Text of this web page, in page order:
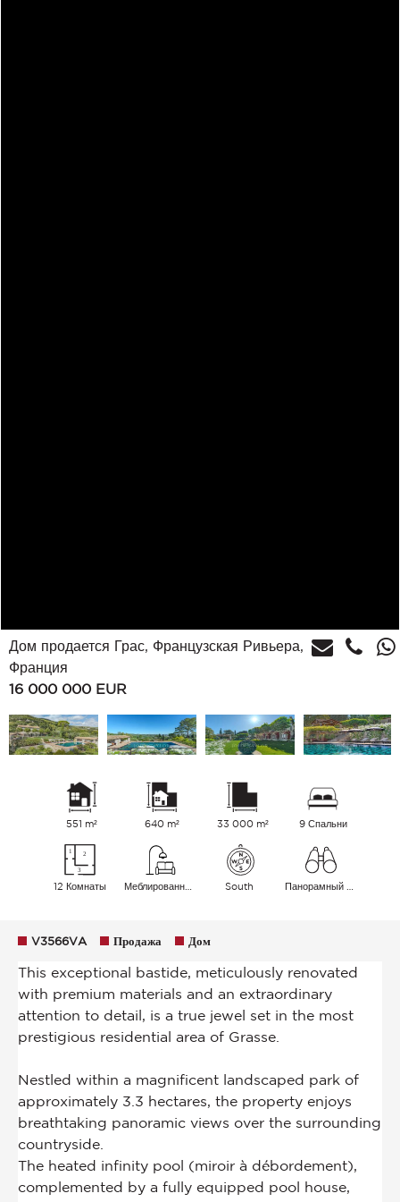
Дом продается Грас, Французская Ривьера,
Франция
16 000 000 EUR
551 m² 640 m² 33 000 m² 9 Спальни
12 Комнаты South
V3566VA Продажа Дом